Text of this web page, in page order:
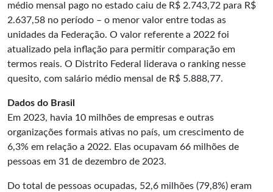
médio mensal pago no estado caiu de R$ 2.743,72 para R$
2.637,58 no período – o menor valor entre todas as
unidades da Federação. O valor referente a 2022 foi
atualizado pela inflação para permitir comparação em
termos reais. O Distrito Federal liderava o ranking nesse
quesito, com salário médio mensal de R$ 5.888,77.
Dados do Brasil
Em 2023, havia 10 milhões de empresas e outras
organizações formais ativas no país, um crescimento de
6,3% em relação a 2022. Elas ocupavam 66 milhões de
pessoas em 31 de dezembro de 2023.
Do total de pessoas ocupadas, 52,6 milhões (79,8%) eram